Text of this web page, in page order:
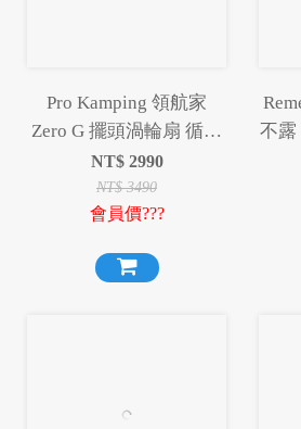
Pro Kamping 領航家
Zero G 擺頭渦輪扇 循環
扇 風扇 露營風扇【贈收
納袋】
NT$ 2990
NT$3490
會員價???
不露
多